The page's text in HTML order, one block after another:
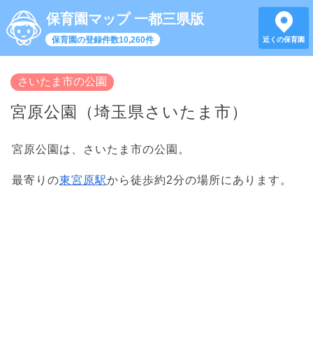
保育園マップ 一都三県版
保育園の登録件数10,260件 近くの保育園
さいたま市の公園
宮原公園（埼玉県さいたま市）
宮原公園は、さいたま市の公園。
最寄りの東宮原駅から徒歩約2分の場所にあります。